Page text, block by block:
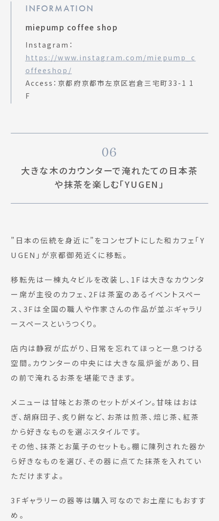
INFORMATION
miepump coffee shop
Instagram：
https://www.instagram.com/miepump_c
offeeshop/
Access：京都府京都市左京区岩倉三宅町33-1 1
F
06
大きな木のカウンターで淹れたての日本茶
や抹茶を楽しむ「YUGEN」
”日本の伝統を身近に”をコンセプトにした和カフェ「Y
UGEN」が京都御苑近くに移転。
移転先は一棟丸々ビルを改装し、1Fは大きなカウンタ
ー席が主役のカフェ、2Fは茶室のあるイベントスペー
ス、3Fは全国の職人や作家さんの作品が並ぶギャラリ
ースペースというつくり。
店内は静寂が広がり、日常を忘れてほっと一息つける
空間。カウンターの中央には大きな風炉釜があり、目
の前で淹れるお茶を堪能できます。
メニューは甘味とお茶のセットがメイン。甘味はおは
ぎ、胡麻団子、炙り餅など、お茶は煎茶、焙じ茶、紅茶
から好きなものを選ぶスタイルです。
その他、抹茶とお菓子のセットも。棚に陳列された器か
ら好きなものを選び、その器に点てた抹茶を入れてい
ただけますよ。
3Fギャラリーの器等は購入可なのでお土産にもおすす
め。